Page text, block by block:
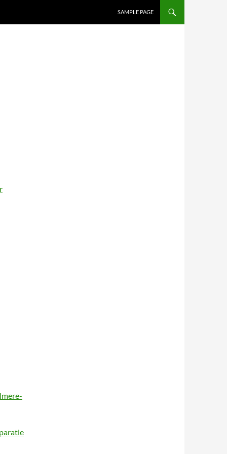
SAMPLE PAGE